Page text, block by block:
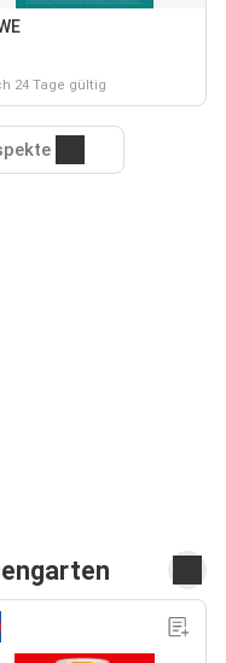
24 Tage gültig